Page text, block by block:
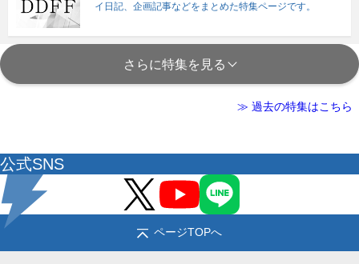
イ日記、企画記事などをまとめた特集ページです。
さらに特集を見る
≫ 過去の特集はこちら
公式SNS
ページTOPへ